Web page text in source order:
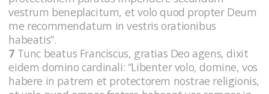
vestrum beneplacitum, et volo quod propter Deum
me recommendatum in vestris orationibus
habeatis”.
7 Tunc beatus Franciscus, gratias Deo agens, dixit
eidem domino cardinali: “Libenter volo, domine, vos
habere in patrem et protectorem nostrae religionis,